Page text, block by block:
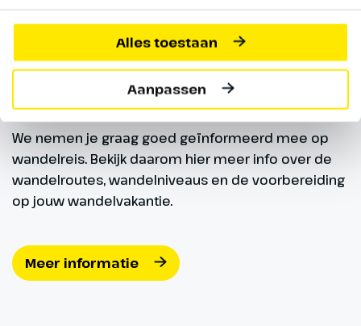
Alles toestaan
Aanpassen
Boot- en treinreis Lake
District
2 km
Vandaag doen we het rustig aan.
Na het ontbijt rijden we naar
Haverthwaite waar we aan boord
gaan van de stoomtrein die ons
langs de oevers van het meer
voor een heerlijke boottocht
over Lake Windermere
Wandelinformatie
We nemen je graag goed geïnformeerd mee op
wandelreis. Bekijk daarom hier meer info over de
wandelroutes, wandelniveaus en de voorbereiding
op jouw wandelvakantie.
Meer informatie